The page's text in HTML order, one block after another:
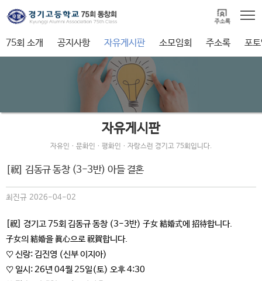
75회 소개 공지사항 자유게시판 소모임회 주소록 포
자유게시판
자유인ㆍ문화인ㆍ평화인ㆍ자랑스런 경기고 75회입니다.
[祝] 김동규 동창 (3-3반) 아들 결혼
최진규 2026-04-02
[祝] 경기고 75회 김동규 동창 (3-3반) 子女 結婚式에 招待합니다.
子女의 結婚을 眞心으로 祝賀합니다.
♡ 신랑: 김진영 (신부 이지아)
♡ 일시: 26년 04월 25일(토) 오후 4:30